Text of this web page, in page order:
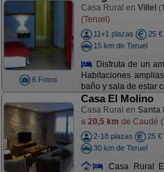
8 Fotos
Casa Rural en Villel
(Teruel)
11+1 plazas
25 €
15 km de Teruel
Disfruta de un
Habitaciones
baño y sala de estar
Casa El Molino
Casa Rural en Santa
a 20,5 km de Caudé
2-18 plazas
25 €
30 km de Teruel
Casa Rural